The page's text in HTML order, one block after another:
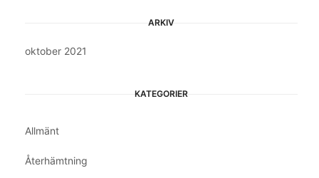
ARKIV
oktober 2021
KATEGORIER
Allmänt
Återhämtning